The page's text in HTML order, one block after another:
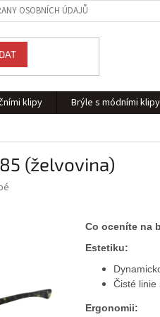
OSOBNÍCH ÚDAJŮ
klipy Brýle s módními klipy
(želvovina)
Co oceníte na
Estetiku:
Čisté linie
Ergonomii: